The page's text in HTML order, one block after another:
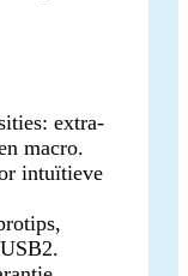
extra-
macro.
intuïtieve